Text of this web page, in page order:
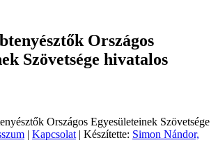
Országos
Szövetsége hivatalos
Országos Egyesületeinek Szövetsége
| Kapcsolat | Készítette: Simon Nándor,